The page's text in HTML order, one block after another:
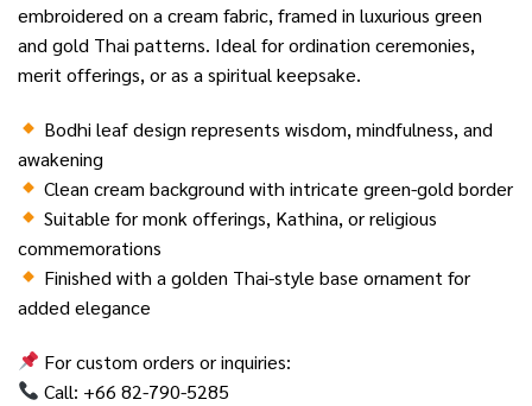
embroidered on a cream fabric, framed in luxurious green
and gold Thai patterns. Ideal for ordination ceremonies,
merit offerings, or as a spiritual keepsake.
Bodhi leaf design represents wisdom, mindfulness, and
awakening
Clean cream background with intricate green-gold border
Suitable for monk offerings, Kathina, or religious
commemorations
Finished with a golden Thai-style base ornament for
added elegance
For custom orders or inquiries:
Call: +66 82-790-5285